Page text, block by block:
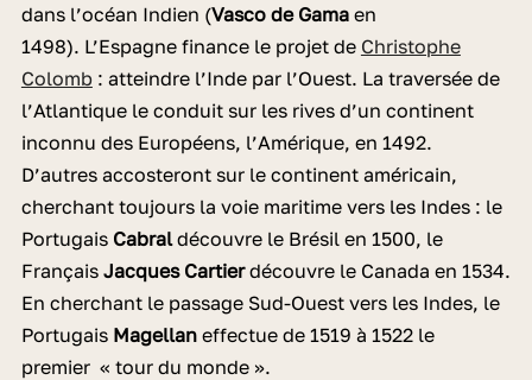
dans l’océan Indien (Vasco de Gamaen
1498). L’Espagne finance le projet de Christophe
Colomb : atteindre l’Inde par l’Ouest. La traversée de
l’Atlantique le conduit sur les rives d’un continent
inconnu des Européens, l’Amérique, en 1492.
D’autres accosteront sur le continent américain,
cherchant toujours la voie maritime vers les Indes : le
Portugais Cabraldécouvre le Brésil en 1500, le
Français Jacques Cartierdécouvre le Canada en 1534.
En cherchant le passage Sud-Ouest vers les Indes, le
Portugais Magellaneffectue de 1519 à 1522 le
premier « tour du monde ».